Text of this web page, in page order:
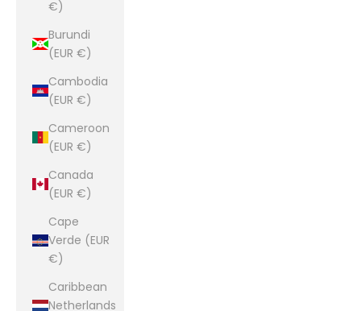
€)
Burundi
(EUR €)
Cambodia
(EUR €)
Cameroon
(EUR €)
Canada
(EUR €)
Cape
Verde (EUR
€)
Caribbean
Netherlands